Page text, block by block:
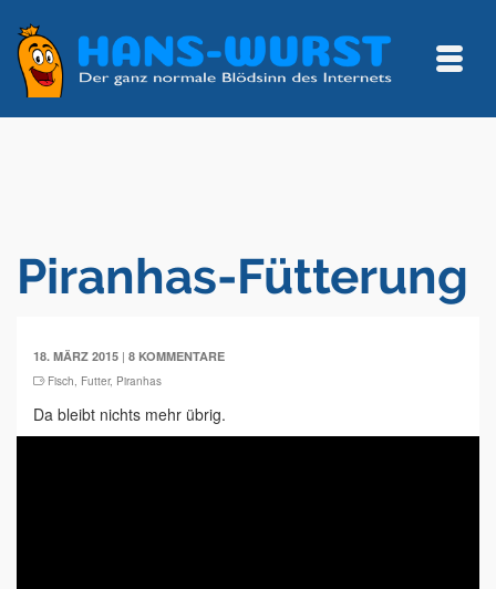
Piranhas-Fütterung
18. MÄRZ 2015 | 8 KOMMENTARE
Fisch, Futter, Piranhas
Da bleibt nichts mehr übrig.